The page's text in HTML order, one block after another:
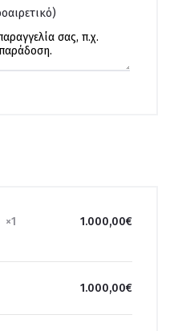
×1 1.000,00€
1.000,00€